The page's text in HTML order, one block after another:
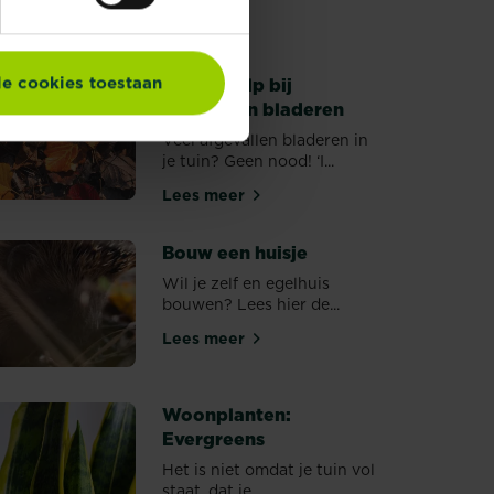
cookies toestaanEerste hulp bij
afgevallen bladeren
Veel afgevallen bladeren in
je tuin? Geen nood! ‘I...
Lees meerEerste hulp bij afgevallen bladeren
Bouw een huisje
Wil je zelf en egelhuis
bouwen? Lees hier de...
Lees meerBouw een huisje
Woonplanten:
Evergreens
Het is niet omdat je tuin vol